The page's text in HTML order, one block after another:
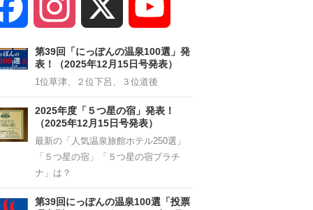
Facebook Instagram
Channel
第39回「にっぽんの温泉100選」発
表！（2025年12月15日号発表）
1位草津、２位下呂、３位道後
2025年度「５つ星の宿」発表！
（2025年12月15日号発表）
最新の「人気温泉旅館ホテル250選」
「５つ星の宿」「５つ星の宿プラチ
ナ」は？
第39回にっぽんの温泉100選「投票